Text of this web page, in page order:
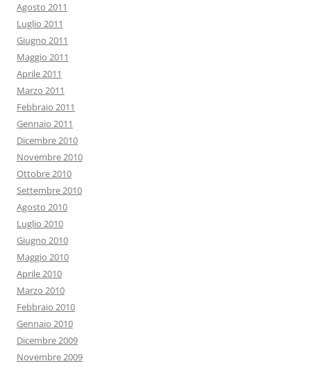
Agosto 2011
Luglio 2011
Giugno 2011
Maggio 2011
Aprile 2011
Marzo 2011
Febbraio 2011
Gennaio 2011
Dicembre 2010
Novembre 2010
Ottobre 2010
Settembre 2010
Agosto 2010
Luglio 2010
Giugno 2010
Maggio 2010
Aprile 2010
Marzo 2010
Febbraio 2010
Gennaio 2010
Dicembre 2009
Novembre 2009